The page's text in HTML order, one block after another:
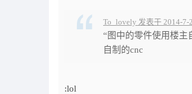
To_lovely 发表于 2014-7-
“图中的零件使用楼主
自制的cnc
:lol